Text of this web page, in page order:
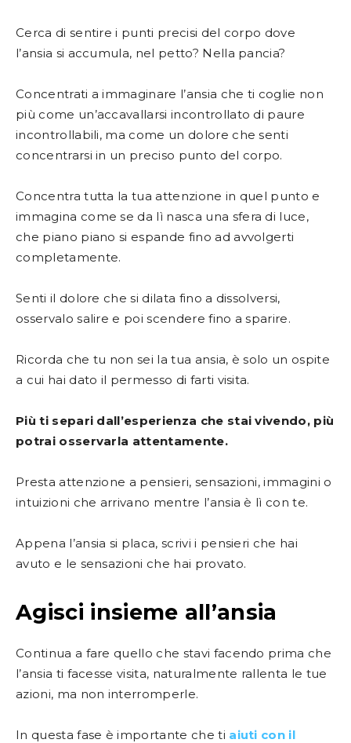
Cerca di sentire i punti precisi del corpo dove
l’ansia si accumula, nel petto? Nella pancia?
Concentrati a immaginare l’ansia che ti coglie non
più come un’accavallarsi incontrollato di paure
incontrollabili, ma come un dolore che senti
concentrarsi in un preciso punto del corpo.
Concentra tutta la tua attenzione in quel punto e
immagina come se da lì nasca una sfera di luce,
che piano piano si espande fino ad avvolgerti
completamente.
Senti il dolore che si dilata fino a dissolversi,
osservalo salire e poi scendere fino a sparire.
Ricorda che tu non sei la tua ansia, è solo un ospite
a cui hai dato il permesso di farti visita.
Più ti separi dall’esperienza che stai vivendo, più
potrai osservarla attentamente.
Presta attenzione a pensieri, sensazioni, immagini o
intuizioni che arrivano mentre l’ansia è lì con te.
Appena l’ansia si placa, scrivi i pensieri che hai
avuto e le sensazioni che hai provato.
Agisci insieme all’ansia
Continua a fare quello che stavi facendo prima che
l’ansia ti facesse visita, naturalmente rallenta le tue
azioni, ma non interromperle.
In questa fase è importante che ti aiuti con il